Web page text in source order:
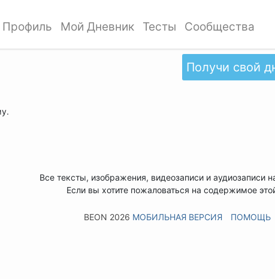
Профиль Мой Дневник Тесты Сообщества
Получи свой
Все тексты, изображения, видеозаписи и аудиозаписи
Если вы хотите пожаловаться на содержимое
BEON 2026 МОБИЛЬНАЯ ВЕРСИЯ ПОМОЩЬ